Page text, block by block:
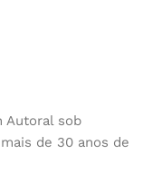
Autoral sob
de 30 anos de